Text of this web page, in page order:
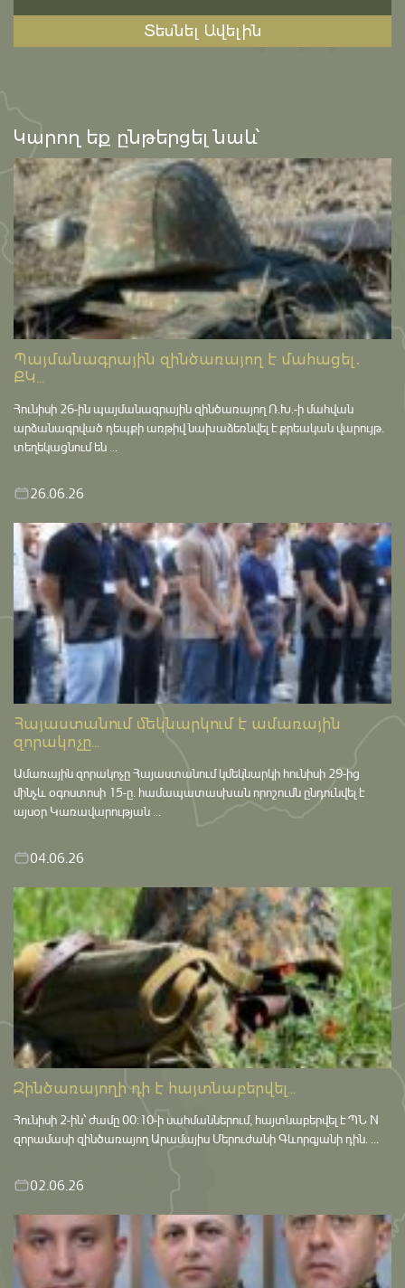
Տեսնել Ավելին
Կարող եք ընթերցել նաև՝
Պայմանագրային զինծառայող է մահացել․
ՔԿ...
Հունիսի 26-ին պայմանագրային զինծառայող Ռ.Խ.-ի մահվան
արձանագրված դեպքի առթիվ նախաձեռնվել է քրեական վարույթ․
տեղեկացնում են ...
26.06.26
Հայաստանում մեկնարկում է ամառային
զորակոչը...
Ամառային զորակոչը Հայաստանում կմեկնարկի հունիսի 29-ից
մինչև օգոստոսի 15-ը․ համապատասխան որոշումն ընդունվել է
այսօր Կառավարության ...
04.06.26
Զինծառայողի դի է հայտնաբերվել...
Հունիսի 2-ին՝ ժամը 00:10-ի սահմաններում, հայտնաբերվել է ՊՆ N
զորամասի զինծառայող Արամայիս Մերուժանի Գևորգյանի դին. ...
02.06.26